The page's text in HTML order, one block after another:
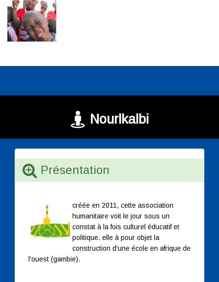
Nourlkalbi
Présentation
créée en 2011, cette association
humanitaire voit le jour sous un
constat à la fois culturel éducatif et
politique. elle à pour objet la
construction d'une école en afrique de
l'ouest (gambie).